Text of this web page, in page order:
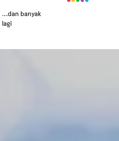
...dan banyak
lagi